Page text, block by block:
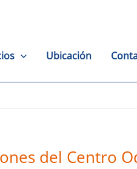
Ubicación
del Centro